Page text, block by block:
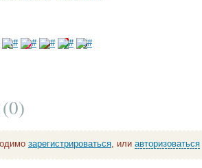
(0)
зарегистрироваться, или авторизоваться